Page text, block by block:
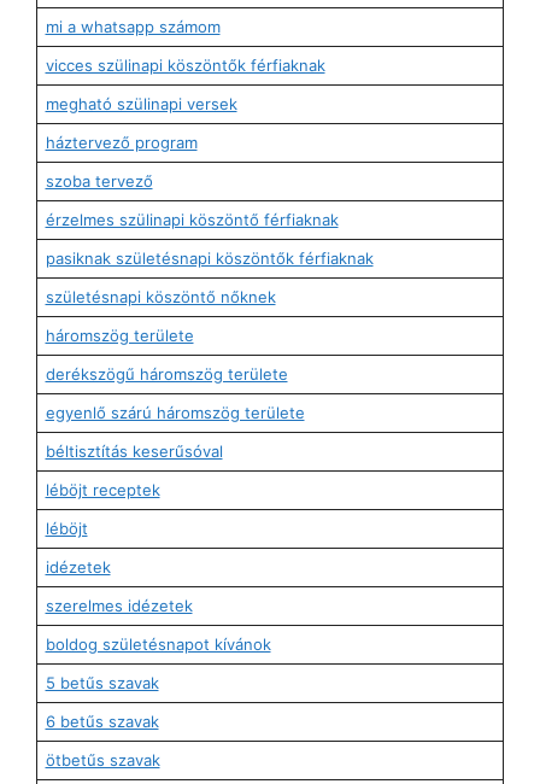
mi a whatsapp számom
vicces szülinapi köszöntők férfiaknak
megható szülinapi versek
háztervező program
szoba tervező
érzelmes szülinapi köszöntő férfiaknak
pasiknak születésnapi köszöntők férfiaknak
születésnapi köszöntő nőknek
háromszög területe
derékszögű háromszög területe
egyenlő szárú háromszög területe
béltisztítás keserűsóval
léböjt receptek
léböjt
idézetek
szerelmes idézetek
boldog születésnapot kívánok
5 betűs szavak
6 betűs szavak
ötbetűs szavak